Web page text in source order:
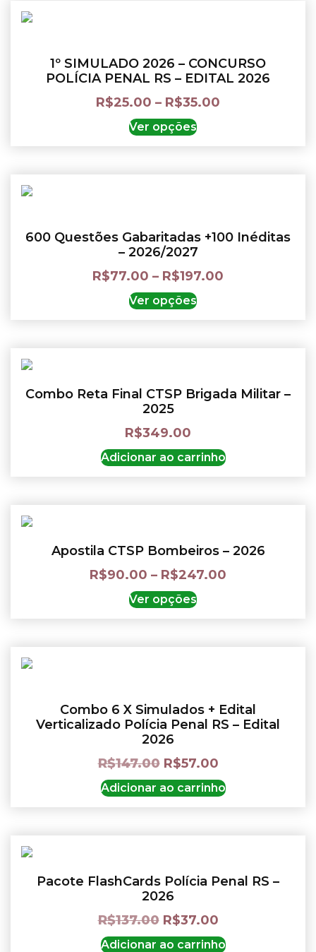
1º SIMULADO 2026 – CONCURSO
POLÍCIA PENAL RS – EDITAL 2026
R$25.00 – R$35.00
Ver opções
600 Questões Gabaritadas +100 Inéditas
– 2026/2027
R$77.00 – R$197.00
Ver opções
Combo Reta Final CTSP Brigada Militar –
2025
R$349.00
Adicionar ao carrinho
Apostila CTSP Bombeiros – 2026
R$90.00 – R$247.00
Ver opções
Combo 6 X Simulados + Edital
Verticalizado Polícia Penal RS – Edital
2026
R$147.00 R$57.00
Adicionar ao carrinho
Pacote FlashCards Polícia Penal RS –
2026
R$137.00 R$37.00
Adicionar ao carrinho